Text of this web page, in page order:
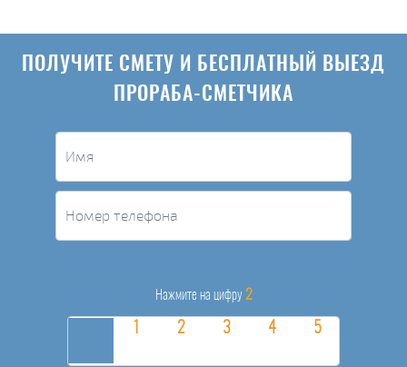
ПОЛУЧИТЕ СМЕТУ И БЕСПЛАТНЫЙ ВЫЕЗД
ПРОРАБА-СМЕТЧИКА
Нажмите на цифру 2